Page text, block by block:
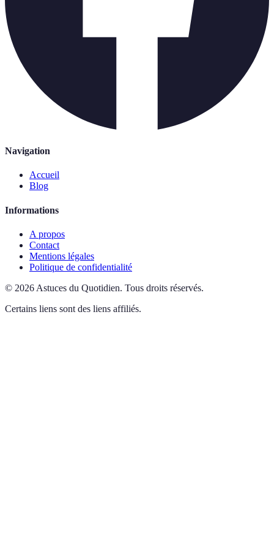
Navigation
Accueil
Blog
Informations
A propos
Contact
Mentions légales
Politique de confidentialité
© 2026 Astuces du Quotidien. Tous droits réservés.
Certains liens sont des liens affiliés.